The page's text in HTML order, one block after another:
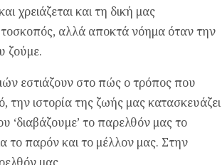
χρειάζεται και τη δική μας
αλλά αποκτά νόημα όταν την
ζούμε.
εστιάζουν στο πώς ο τρόπος που
την ιστορία της ζωής μας κατασκευάζει
‘διαβάζουμε’ το παρελθόν μας το
το παρόν και το μέλλον μας. Στην